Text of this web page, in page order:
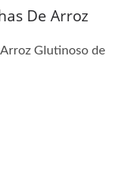
De Arroz
Arroz Glutinoso de